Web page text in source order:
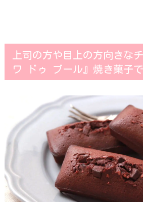
上司の方や目上の方向きな
ワ ドゥ ブール』焼き菓子で